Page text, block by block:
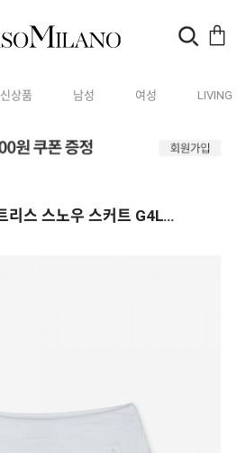
신상품 남성 여성 LIVING
지포어 여성 에포트리스 스노우 스커트 G4LC0B01 SNO